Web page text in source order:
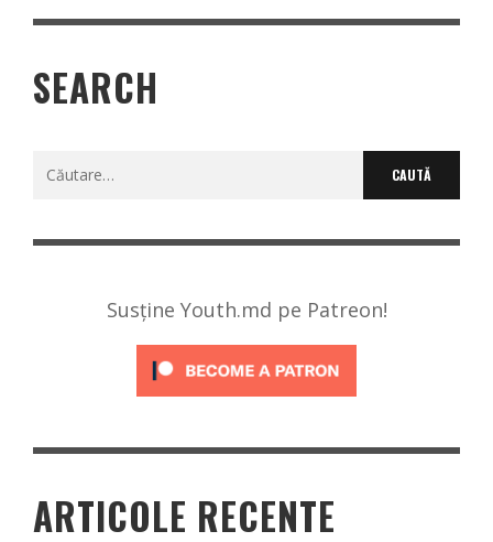
SEARCH
Caută
Susține Youth.md pe Patreon!
ARTICOLE RECENTE